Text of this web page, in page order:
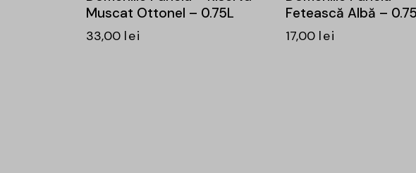
Muscat Ottonel – 0.75L
33,00 lei
Fetească Albă –
17,00 lei